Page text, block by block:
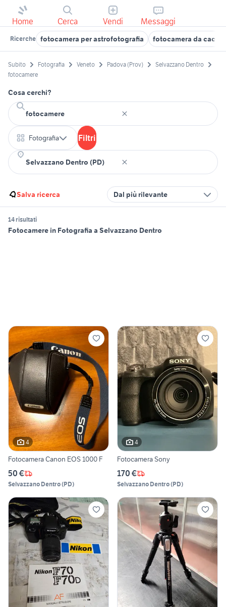
Home Cerca Vendi Messaggi
Ricerche fotocamera per astrofotografia fotocamera da caccia
Subito Fotografia Veneto Padova (Prov)
Selvazzano Dentro
fotocamere
Cosa cerchi?
Fotografia Filtri
Salva ricerca Dal più rilevante
14 risultati
Fotocamere in Fotografia a Selvazzano Dentro
4
Fotocamera Canon EOS 1000 F
50 €
Selvazzano Dentro(PD)
4
Fotocamera Sony
170 €
Selvazzano Dentro(PD)